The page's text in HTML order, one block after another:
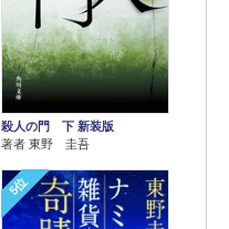
殺人の門 下 新装版
著者 東野 圭吾
5位